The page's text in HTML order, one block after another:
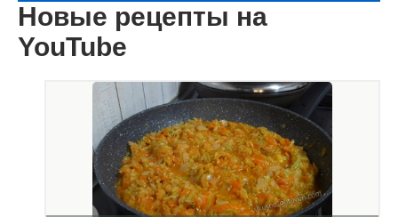
Новые рецепты на
YouTube